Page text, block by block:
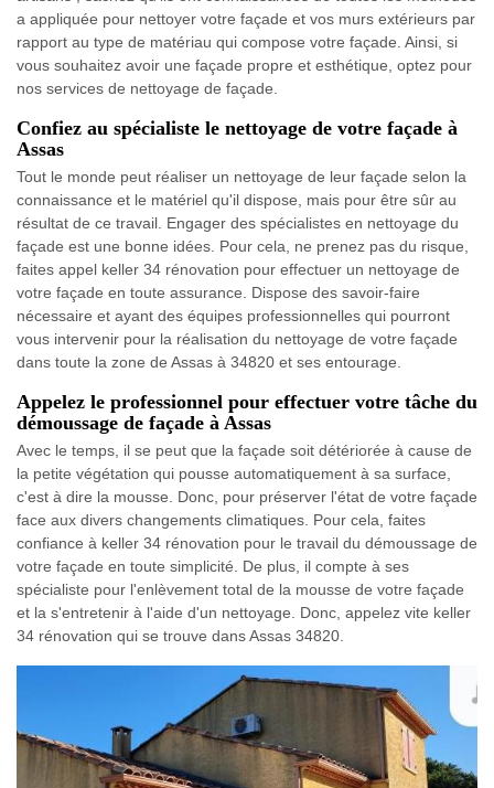
a appliquée pour nettoyer votre façade et vos murs extérieurs par
rapport au type de matériau qui compose votre façade. Ainsi, si
vous souhaitez avoir une façade propre et esthétique, optez pour
nos services de nettoyage de façade.
Confiez au spécialiste le nettoyage de votre façade à
Assas
Tout le monde peut réaliser un nettoyage de leur façade selon la
connaissance et le matériel qu'il dispose, mais pour être sûr au
résultat de ce travail. Engager des spécialistes en nettoyage du
façade est une bonne idées. Pour cela, ne prenez pas du risque,
faites appel keller 34 rénovation pour effectuer un nettoyage de
votre façade en toute assurance. Dispose des savoir-faire
nécessaire et ayant des équipes professionnelles qui pourront
vous intervenir pour la réalisation du nettoyage de votre façade
dans toute la zone de Assas à 34820 et ses entourage.
Appelez le professionnel pour effectuer votre tâche du
démoussage de façade à Assas
Avec le temps, il se peut que la façade soit détériorée à cause de
la petite végétation qui pousse automatiquement à sa surface,
c'est à dire la mousse. Donc, pour préserver l'état de votre façade
face aux divers changements climatiques. Pour cela, faites
confiance à keller 34 rénovation pour le travail du démoussage de
votre façade en toute simplicité. De plus, il compte à ses
spécialiste pour l'enlèvement total de la mousse de votre façade
et la s'entretenir à l'aide d'un nettoyage. Donc, appelez vite keller
34 rénovation qui se trouve dans Assas 34820.